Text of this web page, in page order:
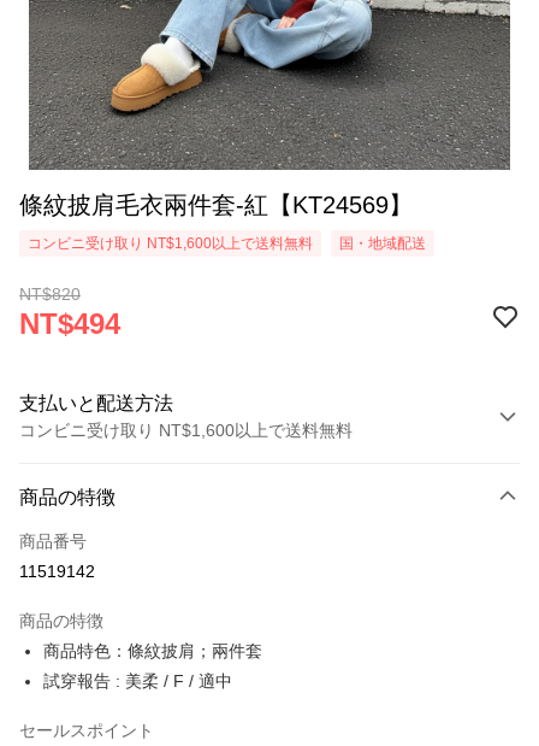
條紋披肩毛衣兩件套-紅【KT24569】
コンビニ受け取り NT$1,600以上で送料無料 国・地域配送
NT$820
NT$494
支払いと配送方法
コンビニ受け取り NT$1,600以上で送料無料
クレジットカード1回払い
コンビニ店頭代金引換
Apple Pay
JKOPAY
Google Pay
商品の特徴
商品番号
11519142
商品の特徴
商品特色：條紋披肩；兩件套
試穿報告 : 美柔 / F / 適中
セールスポイント